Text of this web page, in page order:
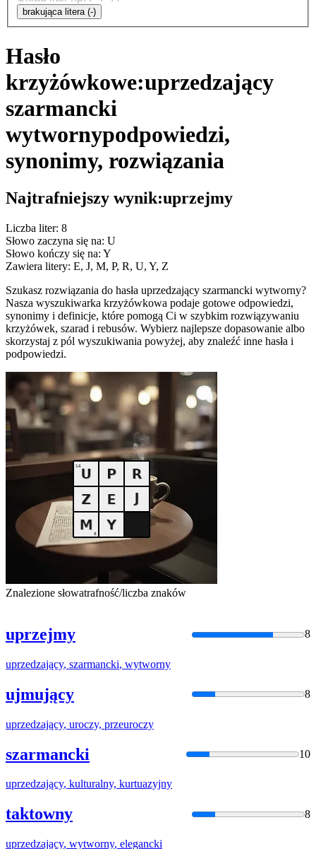
brakująca litera (-)
Hasło
krzyżówkowe:uprzedzający
szarmancki
wytwornypodpowiedzi,
synonimy, rozwiązania
Najtrafniejszy wynik:uprzejmy
Liczba liter: 8
Słowo zaczyna się na: U
Słowo kończy się na: Y
Zawiera litery: E, J, M, P, R, U, Y, Z
Szukasz rozwiązania do hasła uprzedzający szarmancki wytworny?
Nasza wyszukiwarka krzyżówkowa podaje gotowe odpowiedzi,
synonimy i definicje, które pomogą Ci w szybkim rozwiązywaniu
krzyżówek, szarad i rebusów. Wybierz najlepsze dopasowanie albo
skorzystaj z pól wyszukiwania powyżej, aby znaleźć inne hasła i
podpowiedzi.
Znalezione słowatrafność/liczba znaków
uprzejmy 8
uprzedzający, szarmancki, wytworny
ujmujący 8
uprzedzający, uroczy, przeuroczy
szarmancki 10
uprzedzający, kulturalny, kurtuazyjny
taktowny 8
uprzedzający, wytworny, elegancki